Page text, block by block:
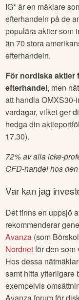
IG* är en mäklare
efterhandeln på de
populära aktier som
än 70 stora
efterhandeln.
För nordiska aktier
efterhandel, men
att handla
vardagar, vilket ger
hedga din
17.30).
72% av alla icke-
CFD-handel hos
Var kan jag
Det finns en uppsjö
rekommenderar
Avanza (som
Nordnetför den
Hos dessa
samt hitta ytterligare
exempelvis